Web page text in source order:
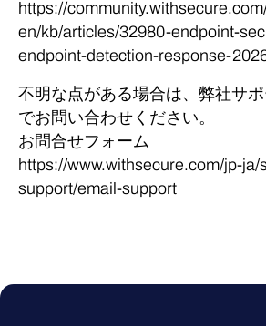
https://
en/kb/articles/32980-endpoint-
endpoint-detection-response-
不明な点がある場合は、弊社サ
でお問い合わせください。
お問合せフォーム
https://www.withsecure.com/jp-
support/email-support